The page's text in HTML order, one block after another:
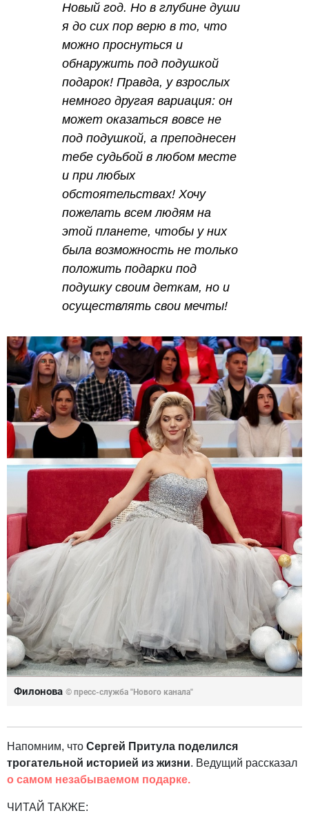
Новый год. Но в глубине души
я до сих пор верю в то, что
можно проснуться и
обнаружить под подушкой
подарок! Правда, у взрослых
немного другая вариация: он
может оказаться вовсе не
под подушкой, а преподнесен
тебе судьбой в любом месте
и при любых
обстоятельствах! Хочу
пожелать всем людям на
этой планете, чтобы у них
была возможность не только
положить подарки под
подушку своим деткам, но и
осуществлять свои мечты!
Филонова © пресс-служба "Нового канала"
Напомним, что Сергей Притула поделился
трогательной историей из жизни. Ведущий рассказал
о самом незабываемом подарке.
ЧИТАЙ ТАКЖЕ: